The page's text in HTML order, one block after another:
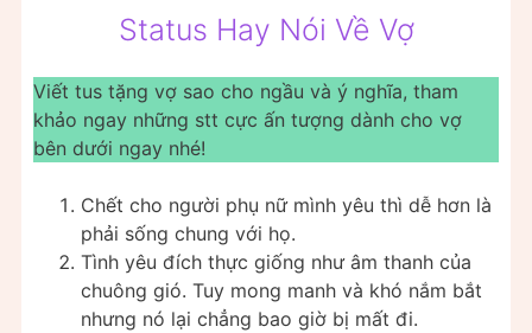
Status Hay Nói Về Vợ
Viết tus tặng vợ sao cho ngầu và ý nghĩa, tham
khảo ngay những stt cực ấn tượng dành cho vợ
bên dưới ngay nhé!
Chết cho người phụ nữ mình yêu thì dễ hơn là
phải sống chung với họ.
Tình yêu đích thực giống như âm thanh của
chuông gió. Tuy mong manh và khó nắm bắt
nhưng nó lại chẳng bao giờ bị mất đi.